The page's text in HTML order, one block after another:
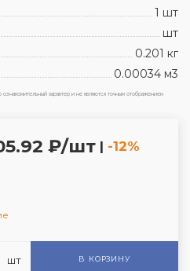
1 шт
шт
0.201 кг
0.00034 м3
характер и не являются точным отображением
₽/шт | -12%
шт В КОРЗИНУ